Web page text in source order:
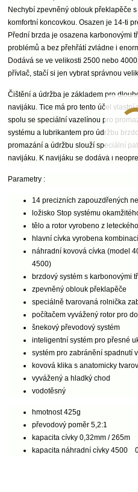
Nechybí zpevněný oblouk překlapěče
komfortní koncovkou. Osazen je 14-ti
Přední brzda je osazena karbonovými
problémů a bez přehřátí zvládne i
Dodává se ve velikosti 2500 nebo
přívlač, stačí si jen vybrat správnou
Čištění a údržba je základem pro
navijáku. Tice má pro tento účel vlastní
spolu se speciální vazelínou pro
systému a lubrikantem pro údržbu
promazání a údržbu slouží speciální
navijáku. K navijáku se dodává i
Parametry :
14 precizních zapouzdřených
ložisko Stop systému
tělo a rotor vyrobeno z
hlavní cívka vyrobena
náhradní kovová cívka (model
4500)
brzdový systém s karbonovými
zpevněný oblouk překlapěče
speciálně tvarovaná rolnička
počítačem vyvážený rotor pro
šnekový převodový systém
inteligentní systém pro přesné
systém pro zabránění spadnutí
kovová klika s anatomicky
vyvážený a hladký chod
vodotěsný
hmotnost 425g
převodový poměr 5,2:1
kapacita cívky 0,32mm / 265m
kapacita náhradní cívky 4500